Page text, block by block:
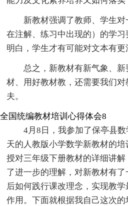
新教材强调了教师、学生
在注解、练习中出现的）的学
明白，学生才有可能对文本有更
总之，新教材有新气象、
材、用好教材教，还需要我们
夫。
全国统编教材培训心得体会8
4月8日，我参加了保亭县
天的人教版小学数学新教材的
授对三年级下册教材的详细讲
了进一步的理解，对新教材有
后如何践行课改理念，实现教
作用。下面就根据我自己这次